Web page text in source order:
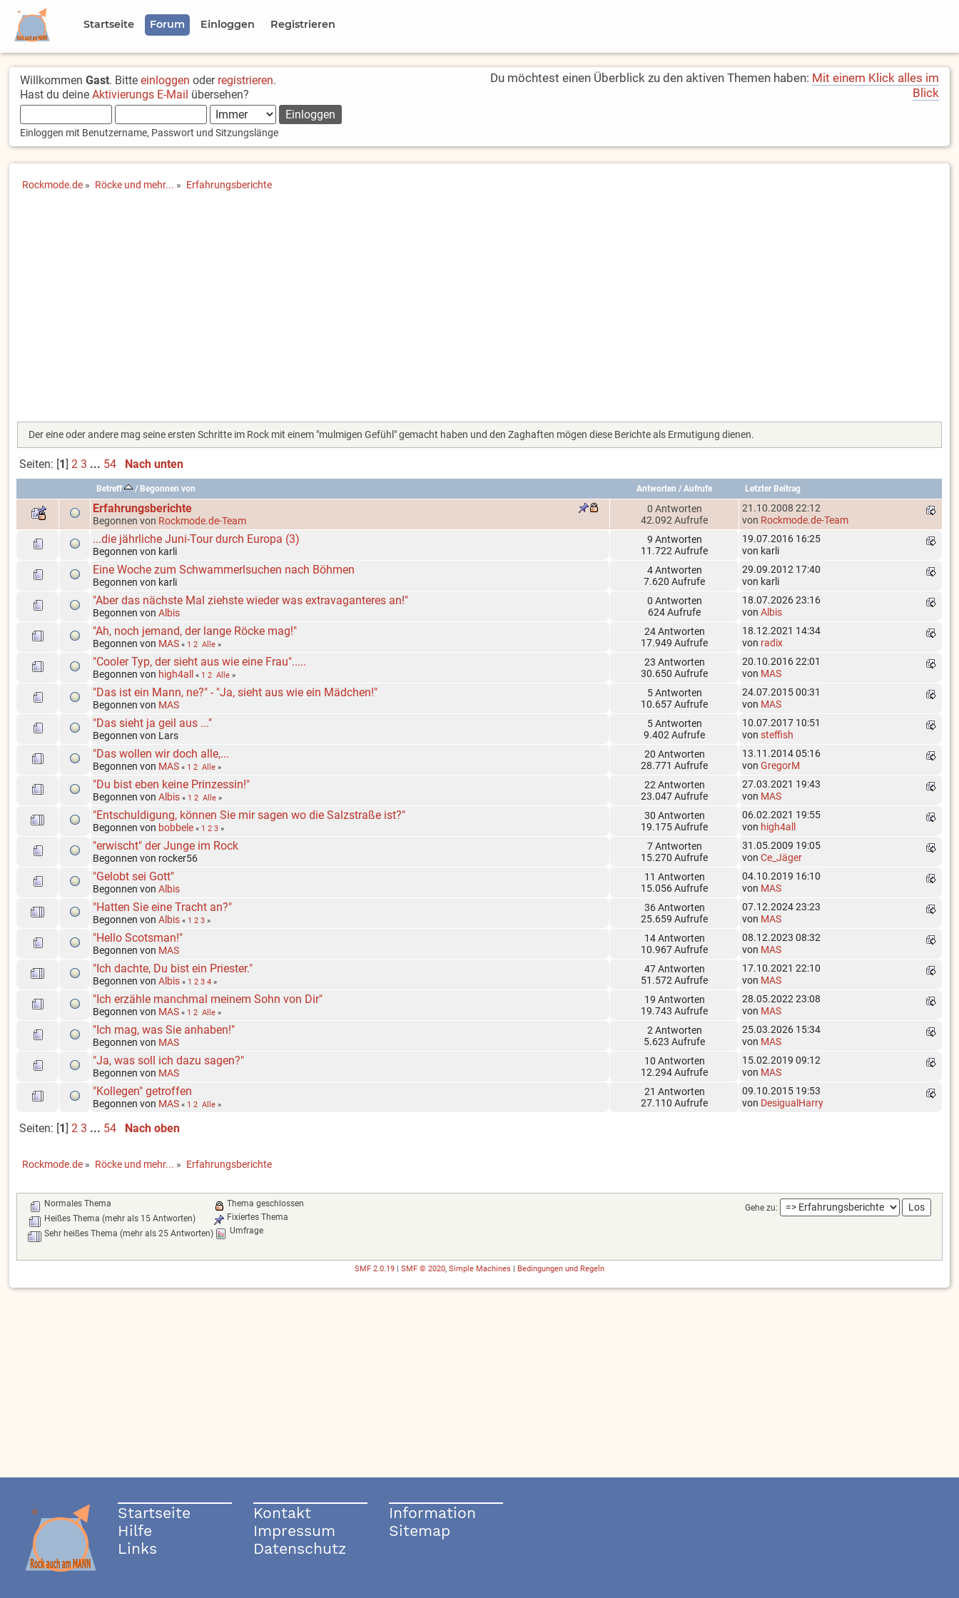
Startseite Forum Einloggen Registrieren
WillkommenGast. Bitteeinloggen oder registrieren.
Hast du deineAktivierungs E-Mail übersehen?
Einloggen mit Benutzername, Passwort und Sitzungslänge
Du möchtest einen Überblick zu den aktiven Themen haben: Mit einem Klick alles im
Blick
Rockmode.de » Röcke und mehr... » Erfahrungsberichte
Der eine oder andere mag seine ersten Schritte im Rock mit einem "mulmigen Gefühl" gemacht haben und den Zaghaften mögen diese Berichte als Ermutigung dienen.
Seiten: [1] 2 3 ... 54 Nach unten
Betreff / Begonnen von Antworten / Aufrufe Letzter Beitrag
Erfahrungsberichte
Begonnen von Rockmode.de-Team
0 Antworten
42.092 Aufrufe
21.10.2008 22:12
von Rockmode.de-Team
...die jährliche Juni-Tour durch Europa (3)
Begonnen von karli
9 Antworten
11.722 Aufrufe
19.07.2016 16:25
von karli
Eine Woche zum Schwammerlsuchen nach Böhmen
Begonnen von karli
4 Antworten
7.620 Aufrufe
29.09.2012 17:40
von karli
"Aber das nächste Mal ziehste wieder was extravaganteres an!"
Begonnen vonAlbis
0 Antworten
624 Aufrufe
18.07.2026 23:16
vonAlbis
"Ah, noch jemand, der lange Röcke mag!"
Begonnen von MAS « 1 2 Alle »
24 Antworten
17.949 Aufrufe
18.12.2021 14:34
von radix
"Cooler Typ, der sieht aus wie eine Frau".....
Begonnen von high4all « 1 2 Alle »
23 Antworten
30.650 Aufrufe
20.10.2016 22:01
von MAS
"Das ist ein Mann, ne?" - "Ja, sieht aus wie ein Mädchen!"
Begonnen von MAS
5 Antworten
10.657 Aufrufe
24.07.2015 00:31
von MAS
"Das sieht ja geil aus ..."
Begonnen von Lars
5 Antworten
9.402 Aufrufe
10.07.2017 10:51
vonsteffish
"Das wollen wir doch alle,...
Begonnen von MAS « 1 2 Alle »
20 Antworten
28.771 Aufrufe
13.11.2014 05:16
vonGregorM
"Du bist eben keine Prinzessin!"
Begonnen vonAlbis « 1 2 Alle »
22 Antworten
23.047 Aufrufe
27.03.2021 19:43
von MAS
"Entschuldigung, können Sie mir sagen wo die Salzstraße ist?"
Begonnen von bobbele « 1 2 3 »
30 Antworten
19.175 Aufrufe
06.02.2021 19:55
von high4all
"erwischt" der Junge im Rock
Begonnen von rocker56
7 Antworten
15.270 Aufrufe
31.05.2009 19:05
vonCe_Jäger
"Gelobt sei Gott"
Begonnen vonAlbis
11 Antworten
15.056 Aufrufe
04.10.2019 16:10
von MAS
"Hatten Sie eine Tracht an?"
Begonnen vonAlbis « 1 2 3 »
36 Antworten
25.659 Aufrufe
07.12.2024 23:23
von MAS
"Hello Scotsman!"
Begonnen von MAS
14 Antworten
10.967 Aufrufe
08.12.2023 08:32
von MAS
"Ich dachte, Du bist ein Priester."
Begonnen vonAlbis « 1 2 3 4 »
47 Antworten
51.572 Aufrufe
17.10.2021 22:10
von MAS
"Ich erzähle manchmal meinem Sohn von Dir"
Begonnen von MAS « 1 2 Alle »
19 Antworten
19.743 Aufrufe
28.05.2022 23:08
von MAS
"Ich mag, was Sie anhaben!"
Begonnen von MAS
2 Antworten
5.623 Aufrufe
25.03.2026 15:34
von MAS
"Ja, was soll ich dazu sagen?"
Begonnen von MAS
10 Antworten
12.294 Aufrufe
15.02.2019 09:12
von MAS
"Kollegen" getroffen
Begonnen von MAS « 1 2 Alle »
21 Antworten
27.110 Aufrufe
09.10.2015 19:53
von DesigualHarry
Seiten: [1] 2 3 ... 54 Nach oben
Rockmode.de » Röcke und mehr... » Erfahrungsberichte
Gehe zu:
Normales Thema
Heißes Thema (mehr als 15 Antworten)
Sehr heißes Thema (mehr als 25 Antworten)
Thema geschlossen
Fixiertes Thema
Umfrage
SMF 2.0.19| SMF © 2020, Simple Machines | Bedingungen und Regeln
Startseite
Hilfe
Links
Kontakt
Impressum
Datenschutz
Information
Sitemap